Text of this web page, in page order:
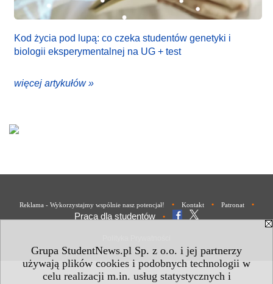
Grupa StudentNews.pl Sp. z o.o. i jej partnerzy
używają plików cookies i podobnych technologii w
celu realizacji m.in. usług statystycznych i
Kod życia pod lupą: co czeka studentów genetyki i
biologii eksperymentalnej na UG + test
więcej artykułów »
Reklama - Wykorzystajmy wspólnie nasz potencjał! • Kontakt • Patronat •
Praca dla studentów •